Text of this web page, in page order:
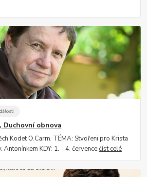
Duchovní obnova
Kodet O.Carm. TÉMA: Stvořeni pro Krista
Antonínkem KDY: 1. - 4. červencečíst celé